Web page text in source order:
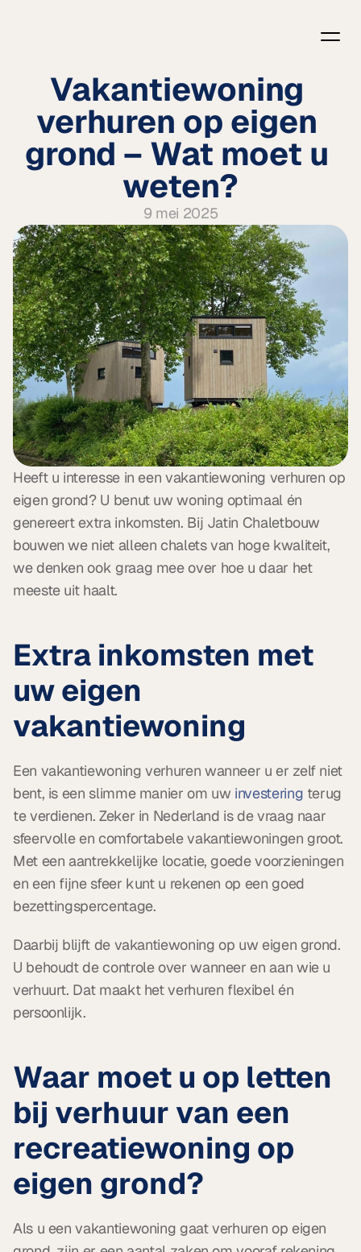
Vakantiewoning
verhuren op eigen
grond – Wat moet u
weten?
9 mei 2025
Heeft u interesse in een vakantiewoning verhuren op
eigen grond? U benut uw woning optimaal én
genereert extra inkomsten. Bij Jatin Chaletbouw
bouwen we niet alleen chalets van hoge kwaliteit,
we denken ook graag mee over hoe u daar het
meeste uit haalt.
Extra inkomsten met
uw eigen
vakantiewoning
Een vakantiewoning verhuren wanneer u er zelf niet
bent, is een slimme manier om uw investering terug
te verdienen. Zeker in Nederland is de vraag naar
sfeervolle en comfortabele vakantiewoningen groot.
Met een aantrekkelijke locatie, goede voorzieningen
en een fijne sfeer kunt u rekenen op een goed
bezettingspercentage.
Daarbij blijft de vakantiewoning op uw eigen grond.
U behoudt de controle over wanneer en aan wie u
verhuurt. Dat maakt het verhuren flexibel én
persoonlijk.
Waar moet u op letten
bij verhuur van een
recreatiewoning op
eigen grond?
Als u een vakantiewoning gaat verhuren op eigen